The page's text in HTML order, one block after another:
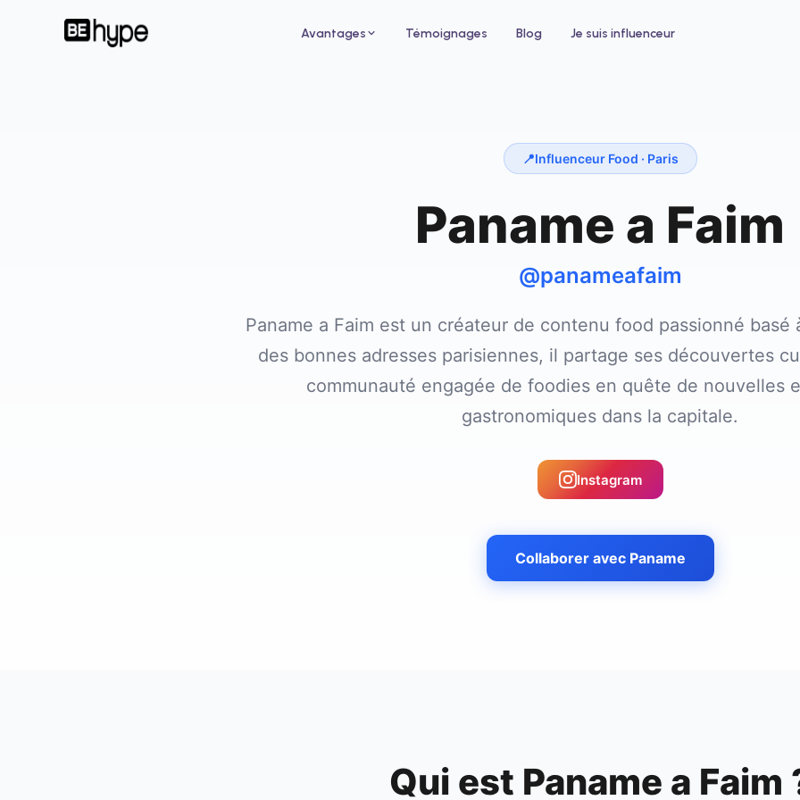
Avantages
Pour un hôtel
Augmentez votre taux d'occupation avec
des influenceurs voyage et lifestyle
Pour le bien-être
Développez votre clientèle en
ou salon de coiffure
Témoignages Blog Je suis influenceur
📍Influenceur Food · Paris
Paname a Faim
@panameafaim
Paname a Faim est un créateur de contenu food passionné basé
des bonnes adresses parisiennes, il partage ses découvertes
communauté engagée de foodies en quête de nouvelles
gastronomiques dans la capitale.
Instagram
Collaborer avec Paname
Qui est Paname a Faim